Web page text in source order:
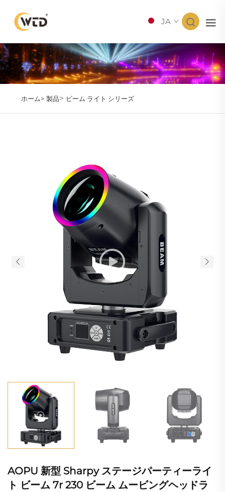
JA
ホーム> 製品> ビーム ライト シリーズ
AOPU 新型 Sharpy ステージパーティーライ
ト ビーム 7r 230 ビーム ムービングヘッドラ